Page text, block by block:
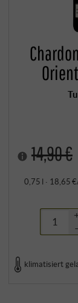
14,90 €
0,75 l · 18,65
klimatisiert